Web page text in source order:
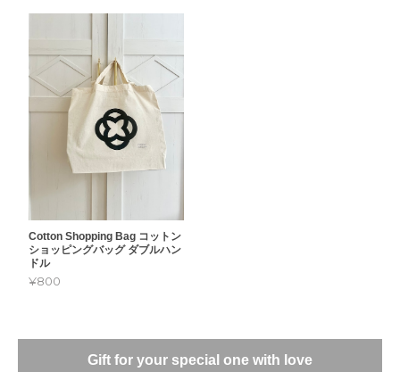
Cotton Shopping Bag コットン
ショッピングバッグ ダブルハン
ドル
¥800
Gift for your special one with love